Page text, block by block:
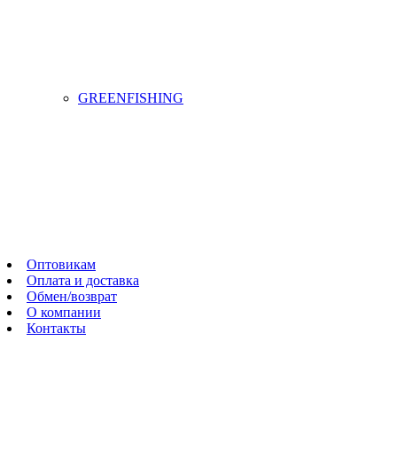
GREENFISHING
Оптовикам
Оплата и доставка
Обмен/возврат
О компании
Контакты